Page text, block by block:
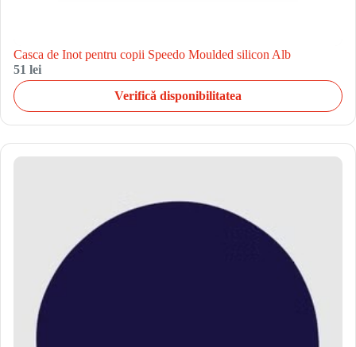
Casca de Inot pentru copii Speedo Moulded silicon Alb
51 lei
Verifică disponibilitatea